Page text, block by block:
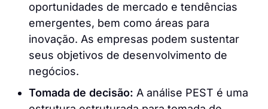
oportunidades de mercado e tendências
emergentes, bem como áreas para
inovação. As empresas podem sustentar
seus objetivos de desenvolvimento de
negócios.
Tomada de decisão: A análise PEST é uma